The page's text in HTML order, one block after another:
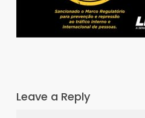
Leave a Reply